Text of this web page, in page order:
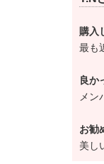
購入
最も
良か
メン
お勧
美し